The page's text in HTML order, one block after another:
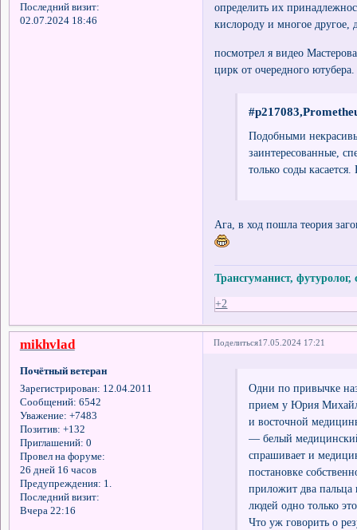
Последний визит:
02.07.2024 18:46
определить их
кислороду и многое другое,
посмотрел я видео
цирк от очередного ютубера.
Подобными
заинтересованные,
только соды
Ага, в ход пошла теория
Трансгуманист,
+2
Поделиться17.05.2024 17:21
mikhvlad
Почётный ветеран
Зарегистрирован: 12.04.2011
Сообщений: 6542
Уважение: +7483
Позитив: +132
Приглашений: 0
Провел на форуме:
26 дней 16 часов
Предупреждения: 1.
Последний визит:
Вчера 22:16
Одни по привычке
прием у Юрия
и восточной
— белый
спрашивает и
постановке
приложит два пальца
людей одно только
Что уж говорить о